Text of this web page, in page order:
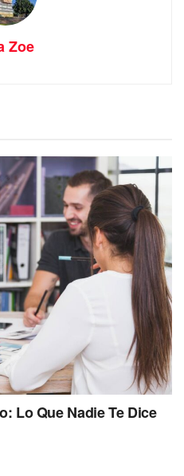
Zoe
Lo Que Nadie Te Dice